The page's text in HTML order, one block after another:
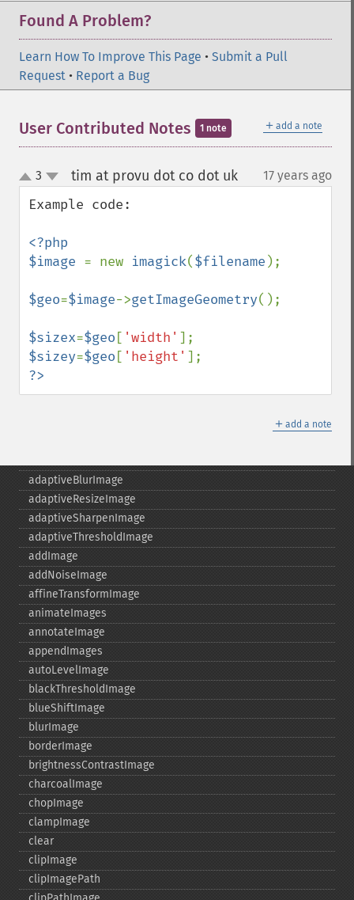
Found A Problem?
Learn How To Improve This Page • Submit a Pull
Request • Report a Bug
＋ add a note
User Contributed Notes 1 note
up
down
3 tim at provu dot co dot uk¶ 17 years ago
Example code:
<?php
$image = new imagick($filename );
$geo=$image->getImageGeometry();
$sizex=$geo [ 'width'
$sizey=$geo [ 'height'
?>
＋ add a note
adaptiveBlurImage
adaptiveResizeImage
adaptiveSharpenImage
adaptiveThresholdImage
addImage
addNoiseImage
affineTransformImage
animateImages
annotateImage
appendImages
autoLevelImage
blackThresholdImage
blueShiftImage
blurImage
borderImage
brightnessContrastImage
charcoalImage
chopImage
clampImage
clear
clipImage
clipImagePath